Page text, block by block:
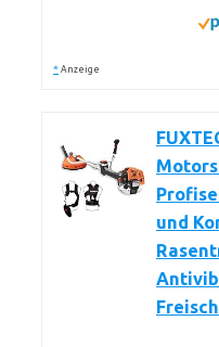
* Anzeige
und